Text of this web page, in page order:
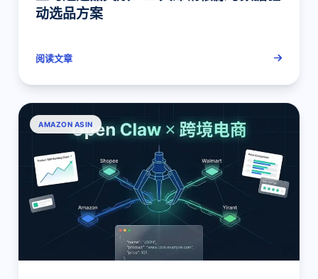
动选品方案
阅读文章
AMAZON ASIN